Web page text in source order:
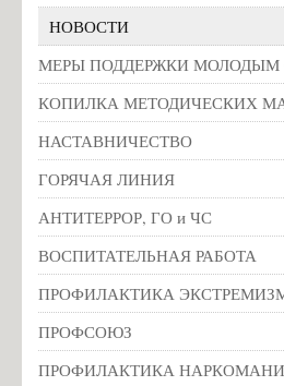
НОВОСТИ
МЕРЫ ПОДДЕРЖКИ
КОПИЛКА МЕТОДИЧЕСКИХ
НАСТАВНИЧЕСТВО
ГОРЯЧАЯ ЛИНИЯ
АНТИТЕРРОР, ГО и ЧС
ВОСПИТАТЕЛЬНАЯ РАБОТА
ПРОФИЛАКТИКА
ПРОФСОЮЗ
ПРОФИЛАКТИКА